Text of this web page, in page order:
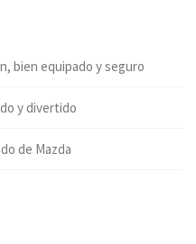
bien equipado y seguro
y divertido
de Mazda